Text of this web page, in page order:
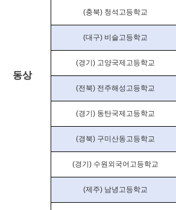
동상
(충북) 청석고등학교
(대구) 비슬고등학교
(경기 ) 고양국제고등학교
(전북) 전주해성고등학교
(경기 ) 동탄국제고등학교
(경북) 구미산동고등학교
(경기 ) 수원외국어고등학교
(제주) 남녕고등학교